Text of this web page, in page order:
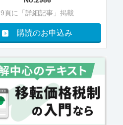
9頁に「詳細記事」掲載
購読のお申込み